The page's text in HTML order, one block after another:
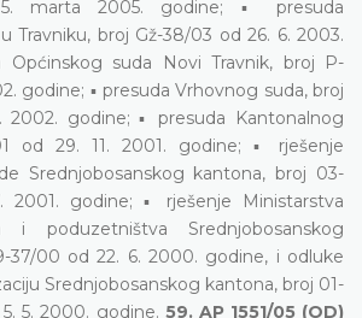
marta 2005. godine; ▪ presuda
Travniku, broj Gž-38/03 od 26. 6. 2003.
Općinskog suda Novi Travnik, broj P-
godine; ▪ presuda Vrhovnog suda, broj
2002. godine; ▪ presuda Kantonalnog
od 29. 11. 2001. godine; ▪ rješenje
Srednjobosanskog kantona, broj 03-
2001. godine; ▪ rješenje Ministarstva
i poduzetništva Srednjobosanskog
37/00 od 22. 6. 2000. godine, i odluke
Srednjobosanskog kantona, broj 01-
5. 2000. godine. 59. AP 1551/05 (OD)